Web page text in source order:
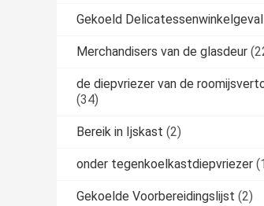
Gekoeld Delicatessenwinkelgeval
Merchandisers van de glasdeur
de diepvriezer van de
(34)
Bereik in Ijskast (2)
onder tegenkoelkastdiepvriezer
Gekoelde Voorbereidingslijst (2)